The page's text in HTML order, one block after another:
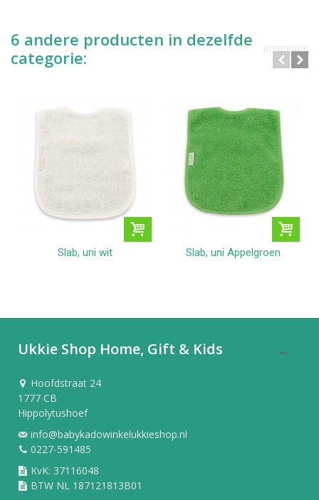
6 andere producten in dezelfde
categorie:
Slab, uni wit Slab, uni Appelgroen
Ukkie Shop Home, Gift & Kids
Hoofdstraat 24
1777 CB
Hippolytushoef
info@babykadowinkelukkieshop.nl
0227-591485
KvK: 37116048
BTW NL 187121813B01